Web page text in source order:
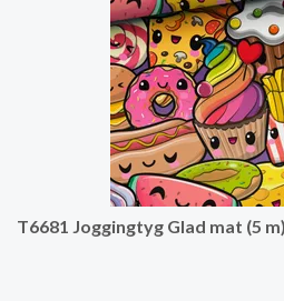
T6681 Joggingtyg Glad mat (5 m)